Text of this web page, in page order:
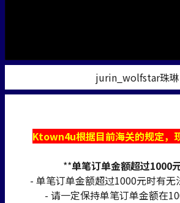
jurin_wolfstar珠琳
Ktown4u根据目前海关的规定，
**单笔订单金额超过1000
- 单笔订单金额超过1000元时有无
- 请一定保持单笔订单金额在